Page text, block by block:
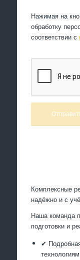
Нажимая на
обработку
соответствии с
Комплексные
надёжно и с
Наша команда
подготовки и
✔
технологиям